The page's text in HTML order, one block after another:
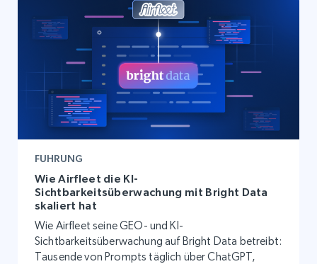
FUHRUNG
Wie Airfleet die KI-
Sichtbarkeitsüberwachung mit Bright Data
skaliert hat
Wie Airfleet seine GEO- und KI-
Sichtbarkeitsüberwachung auf Bright Data betreibt:
Tausende von Prompts täglich über ChatGPT,